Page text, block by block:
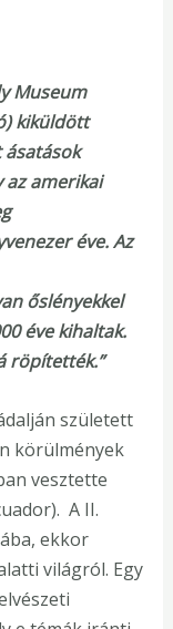
Museum
kiküldött
amerikai
éve. Az
őslényekkel
éve kihaltak.
röpítették.”
született
körülmények
vesztette
A II.
ekkor
világról. Egy